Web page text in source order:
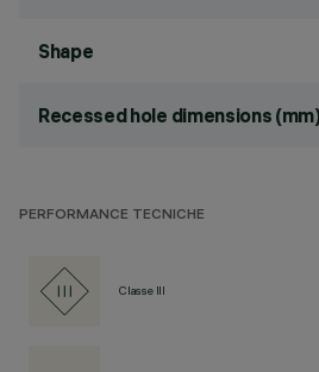
Shape
Recessed hole dimensions
PERFORMANCE TECNICHE
Classe III